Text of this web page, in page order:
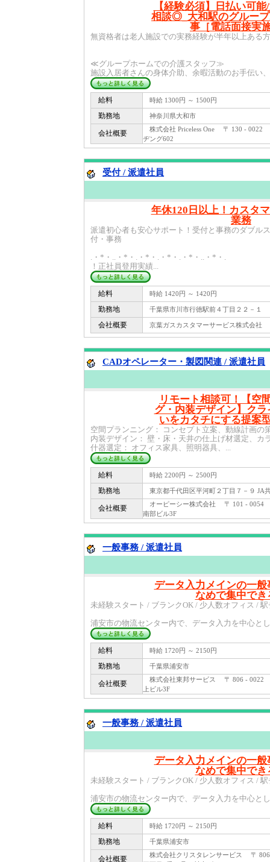
【経験必須】日払い可
相談◎_大和駅のグルー
事［電話面接実
無資格者は老人施設での実務経験が半年以上ある方
≪グループホームでの介護スタッフ≫
施設入居者さんの身体介助、余暇活動のお手伝い
給料 時給 1300円 ～ 1500円
勤務地 神奈川県大和市
会社概要
株式会社 Priceless One 〒 130 -
ヂング602
受付 / 派遣社員
年休120日以上！カスタ
業務
派遣初心者も安心サポート！受付と事務のダブル
付・事務
.・*・..・*・.・*・.・*・.・*・..・*・.
！正社員登用実績...
給料 時給 1420円 ～ 1420円
勤務地 千葉県市川市行徳駅前４丁目２２－１
会社概要 京葉ガスカスタマーサービス株式会
CADオペレーター・製図関連 / 派遣社員
リモート相談可！【空
グ・内装デザイン】ク
いをカタチにする提案
空間プランニング： コンセプト立案、動線計画の
内装デザイン： 壁・床・天井の仕上げ材選定、カ
什器選定： オフィス家具、照明器具、...
給料 時給 2200円 ～ 2500円
勤務地 東京都千代田区平河町２丁目７－９ JA
会社概要
オーピーシー株式会社 〒 101 - 0054
南部ビル3F
一般事務 / 派遣社員
データ入力メインの一
なめで集中でき
未経験スタート / ブランクOK / 少人数オフィス /
浦安市の物流センター内で、データ入力を中心と
給料 時給 1720円 ～ 2150円
勤務地 千葉県浦安市
会社概要
株式会社東邦サービス 〒 806 - 0022
上ビル3F
一般事務 / 派遣社員
データ入力メインの一
なめで集中でき
未経験スタート / ブランクOK / 少人数オフィス /
浦安市の物流センター内で、データ入力を中心と
給料 時給 1720円 ～ 2150円
勤務地 千葉県浦安市
会社概要
株式会社クリスタレンサービス 〒